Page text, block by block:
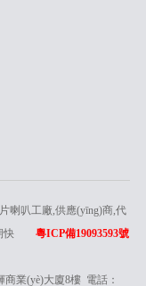
喇叭工廠,供應(yīng)商,代
快
粵ICP備19093593號
業(yè)大廈8樓 電話：